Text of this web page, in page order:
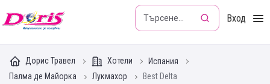
Doris - Изкушението да пътуваш Вход
Дорис Травел Хотели
Испания
Палма де Майорка
Лукмахор Best Delta